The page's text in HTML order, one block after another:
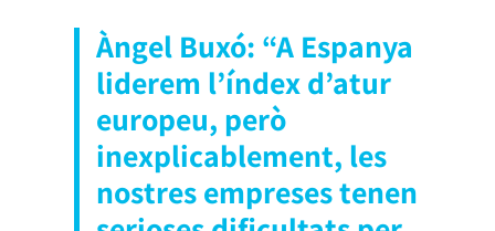
Àngel Buxó: “A Espanya
liderem l’índex d’atur
europeu, però
inexplicablement, les
nostres empreses tenen